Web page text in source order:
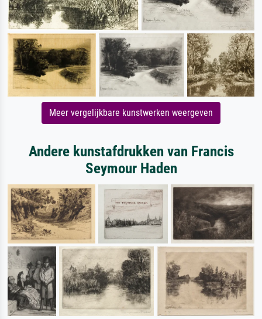
Meer vergelijkbare kunstwerken weergeven
Andere kunstafdrukken van Francis
Seymour Haden